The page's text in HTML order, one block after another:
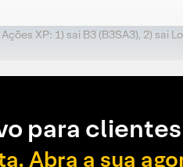
XP: 1) sai B3 (B3SA3), 2) sai
para
Abra a sua